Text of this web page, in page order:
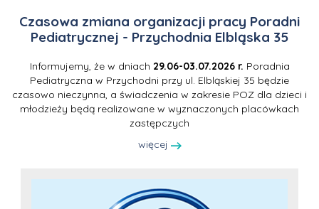
Czasowa zmiana organizacji pracy Poradni
Pediatrycznej - Przychodnia Elbląska 35
Informujemy, że w dniach 29.06-03.07.2026 r. Poradnia
Pediatryczna w Przychodni przy ul. Elbląskiej 35 będzie
czasowo nieczynna, a świadczenia w zakresie POZ dla dzieci i
młodzieży będą realizowane w wyznaczonych placówkach
zastępczych
więcej